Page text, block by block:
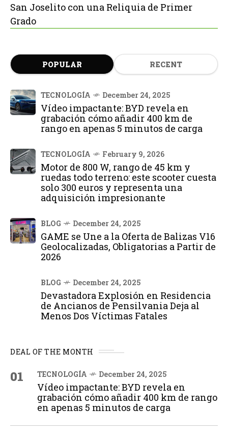
San Joselito con una Reliquia de Primer
Grado
POPULAR RECENT
TECNOLOGÍA December 24, 2025
Vídeo impactante: BYD revela en
grabación cómo añadir 400 km de
rango en apenas 5 minutos de carga
TECNOLOGÍA February 9, 2026
Motor de 800 W, rango de 45 km y
ruedas todo terreno: este scooter cuesta
solo 300 euros y representa una
adquisición impresionante
BLOG December 24, 2025
GAME se Une a la Oferta de Balizas V16
Geolocalizadas, Obligatorias a Partir de
2026
BLOG December 24, 2025
Devastadora Explosión en Residencia
de Ancianos de Pensilvania Deja al
Menos Dos Víctimas Fatales
DEAL OF THE MONTH
01 TECNOLOGÍA December 24, 2025
Vídeo impactante: BYD revela en
grabación cómo añadir 400 km de rango
en apenas 5 minutos de carga